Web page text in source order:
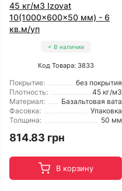
45 кг/м3 Izovat
10(1000x600x50 мм) - 6
кв.м/уп
В наличии
Код Товара: 3833
Покрытие:
без покрытия
Плотность:
45 кг/м3
Материал:
Базальтовая вата
Фасовка:
Упаковка
Толщина:
50 мм
814.83 грн
В корзину